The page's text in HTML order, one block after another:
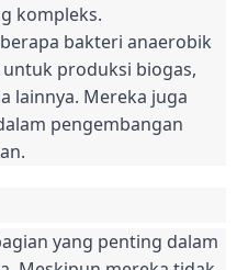
kompleks.
bakteri anaerobik
produksi biogas,
lainnya. Mereka juga
pengembangan
yang penting dalam